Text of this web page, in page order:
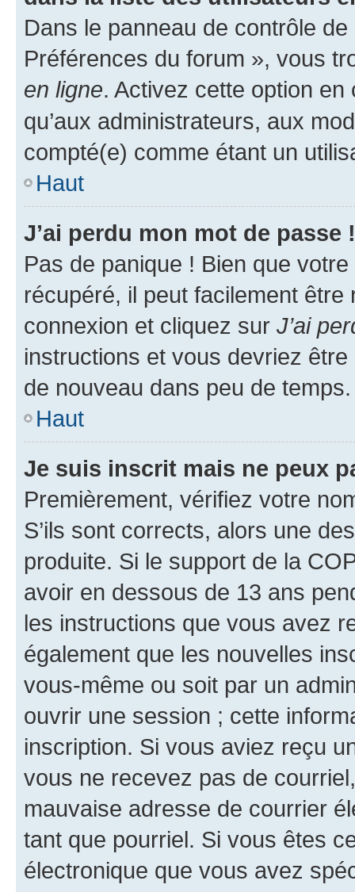
Dans le panneau de contrôle
Préférences du forum », vous
en ligne. Activez cette option
qu’aux administrateurs, aux
compté(e) comme étant un
Haut
J’ai perdu mon mot de passe !
Pas de panique ! Bien que
récupéré, il peut facilement
connexion et cliquez sur J’ai
instructions et vous devriez
de nouveau dans peu de temps.
Haut
Je suis inscrit mais ne peux
Premièrement, vérifiez votre
S’ils sont corrects, alors une
produite. Si le support de la
avoir en dessous de 13 ans
les instructions que vous avez
également que les nouvelles
vous-même ou soit par un
ouvrir une session ; cette
inscription. Si vous aviez reçu
vous ne recevez pas de
mauvaise adresse de courrier
tant que pourriel. Si vous êtes
électronique que vous avez